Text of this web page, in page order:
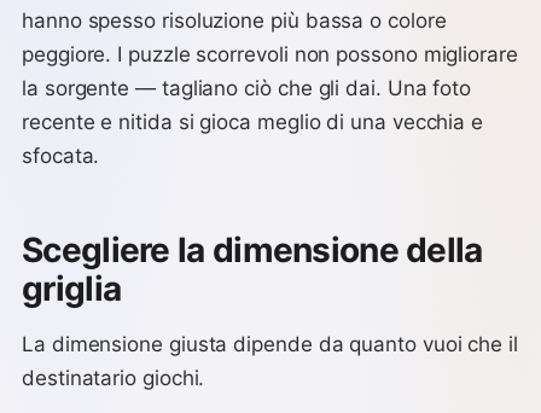
hanno spesso risoluzione più bassa o colore
peggiore. I puzzle scorrevoli non possono migliorare
la sorgente — tagliano ciò che gli dai. Una foto
recente e nitida si gioca meglio di una vecchia e
sfocata.
Scegliere la dimensione della
griglia
La dimensione giusta dipende da quanto vuoi che il
destinatario giochi.